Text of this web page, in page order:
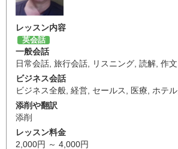
レッスン内容
英会話
一般会話
日常会話 旅行会話 リスニング 読解 作文
ビジネス会話
ビジネス全般 経営 セールス 医療 ホテル
添削や翻訳
添削
レッスン料金
2,000円 ～ 4,000円